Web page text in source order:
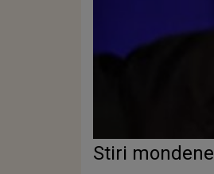
Stiri mondene